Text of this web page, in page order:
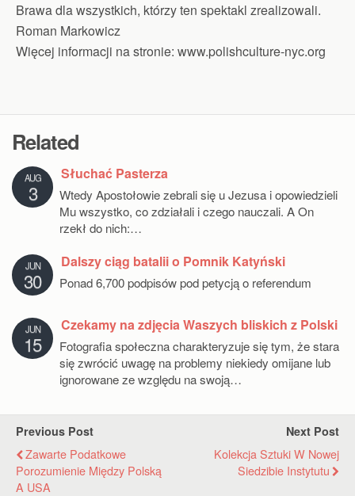
Brawa dla wszystkich, którzy ten spektakl zrealizowali.
Roman Markowicz
Więcej informacji na stronie: www.polishculture-nyc.org
Related
AUG
3
Słuchać Pasterza
Wtedy Apostołowie zebrali się u Jezusa i opowiedzieli
Mu wszystko, co zdziałali i czego nauczali. A On
rzekł do nich:…
JUN
30
Dalszy ciąg batalii o Pomnik Katyński
Ponad 6,700 podpisów pod petycją o referendum
JUN
15
Czekamy na zdjęcia Waszych bliskich z Polski
Fotografia społeczna charakteryzuje się tym, że stara
się zwrócić uwagę na problemy niekiedy omijane lub
ignorowane ze względu na swoją…
Previous Post
Zawarte Podatkowe
Porozumienie Między Polską
A USA
Next Post
Kolekcja Sztuki W Nowej
Siedzibie Instytutu